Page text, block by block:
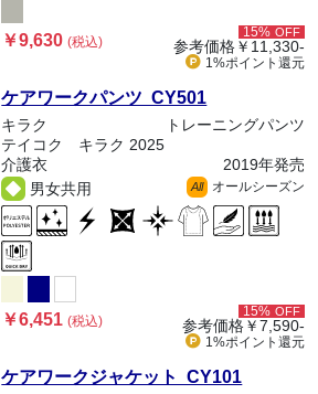
￥9,630(税込)
15% OFF
参考価格￥11,330-
1%ポイント 還元
ケアワークパンツ CY501
キラク
トレーニングパンツ
テイコク キラク 2025
介護衣
2019年発売
男女共用
All オールシーズン
￥6,451(税込)
15% OFF
参考価格￥7,590-
1%ポイント 還元
ケアワークジャケット CY101